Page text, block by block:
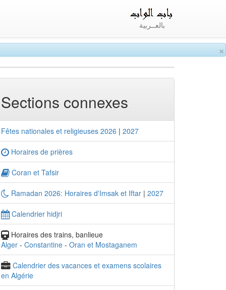
×
بالعــربية
Sections connexes
Fêtes nationales et religieuses 2026 | 2027
Horaires de prières
Coran et Tafsir
Ramadan 2026: Horaires d'Imsak et Iftar | 2027
Calendrier hidjri
Horaires des trains, banlieue
Alger - Constantine - Oran et Mostaganem
Calendrier des vacances et examens scolaires
en Algérie